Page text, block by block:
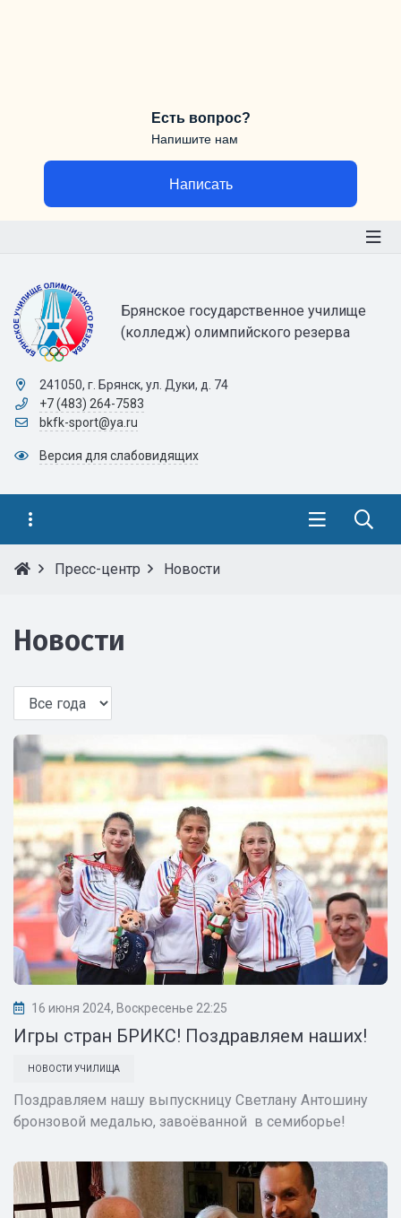
Есть вопрос?
Напишите нам
Написать
Брянское государственное училище
(колледж) олимпийского резерва
241050, г. Брянск, ул. Дуки, д. 74
+7 (483) 264-7583
bkfk-sport@ya.ru
Версия для слабовидящих
Пресс-центр Новости
Новости
16 июня 2024, Воскресенье 22:25
Игры стран БРИКС! Поздравляем наших!
НОВОСТИ УЧИЛИЩА
Поздравляем нашу выпускницу Светлану Антошину
бронзовой медалью, завоёванной в семиборье!